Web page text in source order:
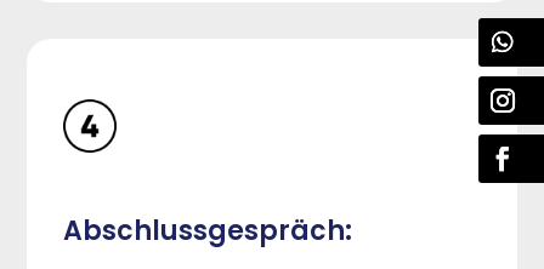
Abschlussgespräch: